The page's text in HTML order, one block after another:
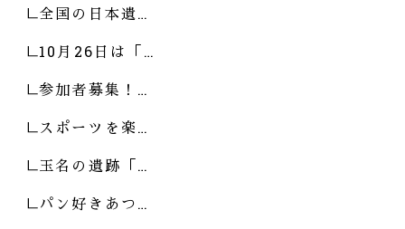
全国の日本遺…
10月26日は「…
参加者募集！…
スポーツを楽…
玉名の遺跡「…
パン好きあつ…